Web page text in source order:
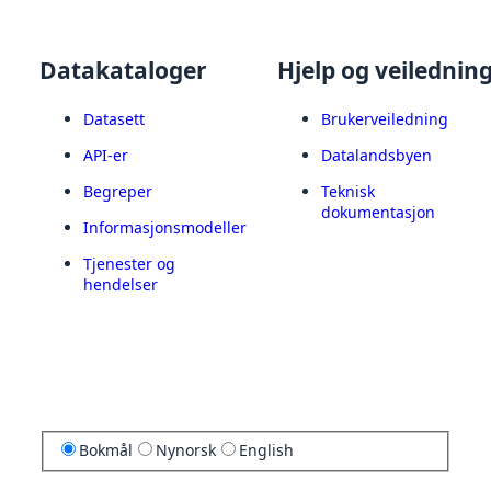
Datakataloger
Datasett
API-er
Begreper
Informasjonsmodeller
Tjenester og
hendelser
Hjelp og
Brukerveiledning
Datalandsbyen
Teknisk
dokumentasjon
Bokmål Nynorsk English